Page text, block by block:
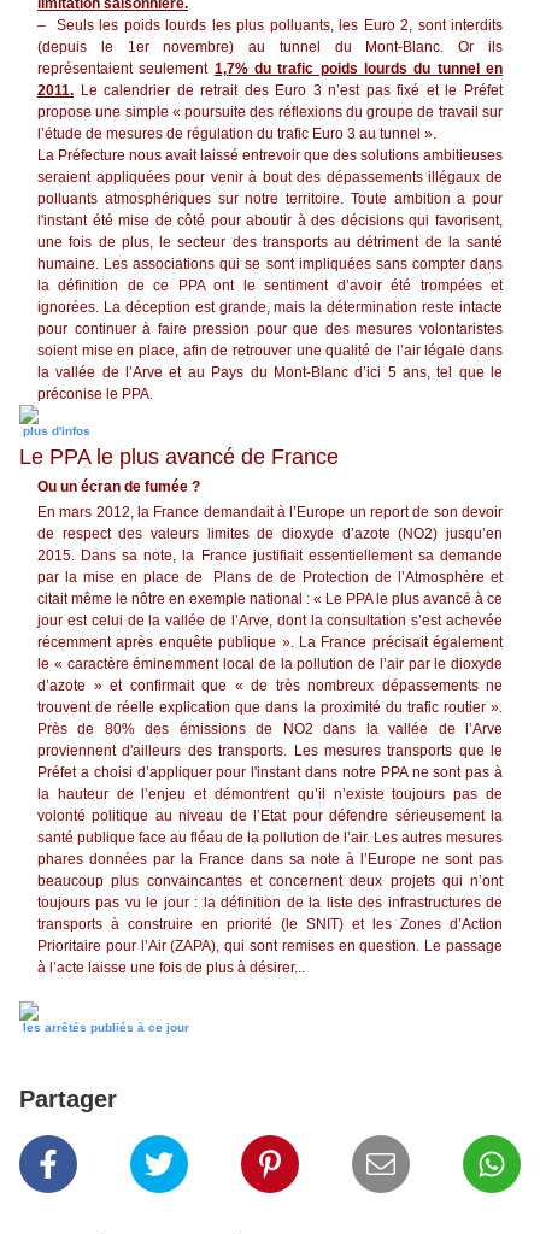
limitation saisonnière.
– Seuls les poids lourds les plus polluants, les Euro 2, sont interdits
(depuis le 1er novembre) au tunnel du Mont-Blanc. Or ils
représentaient seulement 1,7% du trafic poids lourds du tunnel en
2011. Le calendrier de retrait des Euro 3 n’est pas fixé et le Préfet
propose une simple « poursuite des réflexions du groupe de travail sur
l’étude de mesures de régulation du trafic Euro 3 au tunnel ».
La Préfecture nous avait laissé entrevoir que des solutions ambitieuses
seraient appliquées pour venir à bout des dépassements illégaux de
polluants atmosphériques sur notre territoire. Toute ambition a pour
l'instant été mise de côté pour aboutir à des décisions qui favorisent,
une fois de plus, le secteur des transports au détriment de la santé
humaine. Les associations qui se sont impliquées sans compter dans
la définition de ce PPA ont le sentiment d’avoir été trompées et
ignorées. La déception est grande, mais la détermination reste intacte
pour continuer à faire pression pour que des mesures volontaristes
soient mise en place, afin de retrouver une qualité de l’air légale dans
la vallée de l’Arve et au Pays du Mont-Blanc d’ici 5 ans, tel que le
préconise le PPA.
plus d'infos
Le PPA le plus avancé de France
Ou un écran de fumée ?
En mars 2012, la France demandait à l’Europe un report de son devoir
de respect des valeurs limites de dioxyde d’azote (NO2) jusqu’en
2015. Dans sa note, la France justifiait essentiellement sa demande
par la mise en place de Plans de de Protection de l’Atmosphère et
citait même le nôtre en exemple national : « Le PPA le plus avancé à ce
jour est celui de la vallée de l’Arve, dont la consultation s’est achevée
récemment après enquête publique ». La France précisait également
le « caractère éminemment local de la pollution de l’air par le dioxyde
d’azote » et confirmait que « de très nombreux dépassements ne
trouvent de réelle explication que dans la proximité du trafic routier ».
Près de 80% des émissions de NO2 dans la vallée de l’Arve
proviennent d'ailleurs des transports. Les mesures transports que le
Préfet a choisi d’appliquer pour l'instant dans notre PPA ne sont pas à
la hauteur de l’enjeu et démontrent qu’il n’existe toujours pas de
volonté politique au niveau de l’Etat pour défendre sérieusement la
santé publique face au fléau de la pollution de l’air. Les autres mesures
phares données par la France dans sa note à l’Europe ne sont pas
beaucoup plus convaincantes et concernent deux projets qui n’ont
toujours pas vu le jour : la définition de la liste des infrastructures de
transports à construire en priorité (le SNIT) et les Zones d’Action
Prioritaire pour l’Air (ZAPA), qui sont remises en question. Le passage
à l’acte laisse une fois de plus à désirer...
les arrêtés publiés à ce jour
Partager